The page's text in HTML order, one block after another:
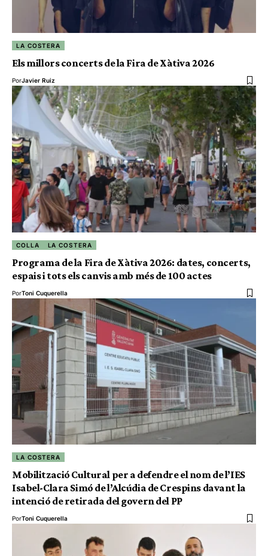
LA COSTERA
Els millors concerts de la Fira de Xàtiva 2026
PorJavier Ruiz
COLLA LA COSTERA
Programa de la Fira de Xàtiva 2026: dates, concerts,
espais i tots els canvis amb més de 100 actes
PorToni Cuquerella
LA COSTERA
Mobilització Cultural per a defendre el nom de l’IES
Isabel-Clara Simó de l’Alcúdia de Crespins davant la
intenció de retirada del govern del PP
PorToni Cuquerella